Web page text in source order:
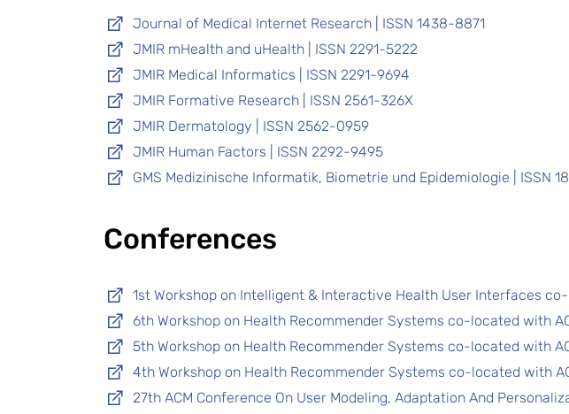
Journal of Medical Internet Research | ISSN 1438-8871
JMIR mHealth and uHealth | ISSN 2291-5222
JMIR Medical Informatics | ISSN 2291-9694
JMIR Formative Research | ISSN 2561-326X
JMIR Dermatology | ISSN 2562-0959
JMIR Human Factors | ISSN 2292-9495
GMS Medizinische Informatik, Biometrie und Epidemiologie | ISSN
Conferences
1st Workshop on Intelligent & Interactive Health User Interfaces
6th Workshop on Health Recommender Systems co-located with
5th Workshop on Health Recommender Systems co-located with
4th Workshop on Health Recommender Systems co-located with
27th ACM Conference On User Modeling, Adaptation And